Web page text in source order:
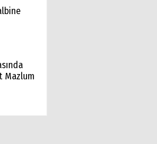
Mazlum